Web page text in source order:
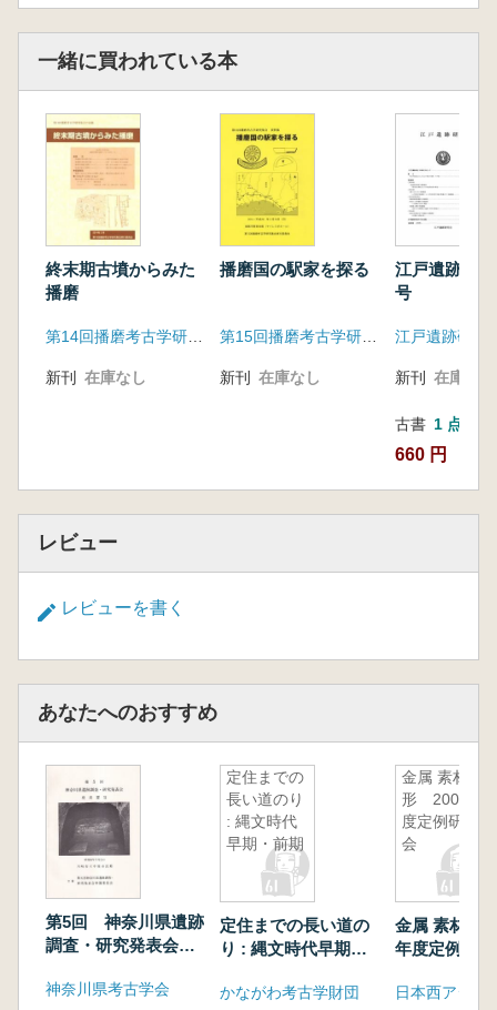
谷川章雄 【コメント】将軍墓・大名墓研究の
方向性
瓦吹 堅 【報告】松岡焼と窯跡
村山 卓 【コメント】遺跡から出土した松岡
焼―松岡焼の特徴と出土事例―
セッション4 房州石と江戸遺跡
高梨 正 【報告】鋸山と房州石について
内野 正 【コメント】近世江戸における房州
石の在り方
青木 祐介 【報告】横浜生まれのフランス
瓦 文明開化期における西洋技術の受容と伝
仲光 克顕 【コメント】近代遺跡と築地外国
一緒に買われている本
終末期古墳からみた
播磨
第14回播磨考古学研究集会実行委員会
新刊 在庫なし
播磨国の駅家を探る
第15回播磨考古学研究集会実行委員会
新刊 在庫なし
江戸遺跡研
号
江戸遺跡研究
新刊 在庫なし
古書 1 点
660 円
レビュー
レビューを書く
あなたへのおすすめ
第5回 神奈川県遺跡
調査・研究発表会
神奈川県考古学会
定住までの
長い道のり
: 縄文時代
早期・前期
定住までの長い道の
り : 縄文時代早期・
かながわ考古学財団
金属 素材と
形 2002年
度定例研究
会
金属 素材と
年度定例研
日本西アジア